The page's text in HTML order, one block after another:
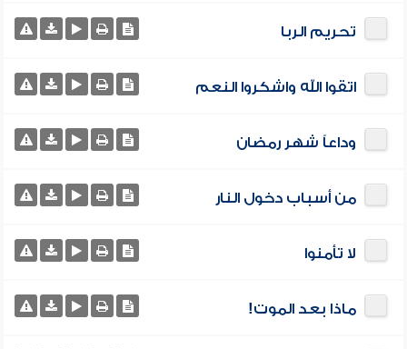
تحريم الربا
اتقوا الله واشكروا النعم
وداعاً شهر رمضان
من أسباب دخول النار
لا تأمنوا
ماذا بعد الموت!